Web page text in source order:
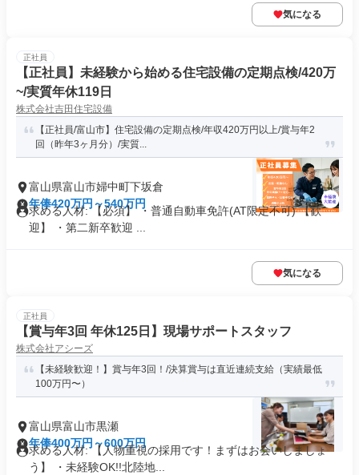
気になる
正社員
【正社員】未経験から始める住宅設備の定期点検/420万
~/実質年休119日
株式会社吉田住宅設備
【正社員/富山市】住宅設備の定期点検/年収420万円以上/賞与年2
回（昨年3ヶ月分）/実質...
富山県富山市婦中町下坂倉
年俸420万円～540万円
求める人材: 【必須】 ・普通自動車免許(AT限定不可) 【歓
迎】 ・第二新卒歓迎 ...
気になる
正社員
【賞与年3回 年休125日】現場サポートスタッフ
株式会社アシーズ
【未経験歓迎！】賞与年3回！/決算賞与は直近連続支給（実績最低
100万円〜）
富山県富山市黒瀬
年俸400万円～600万円
求める人材: 【人物重視の採用です！まずはお会いしましょ
う】 ・未経験OK!!北陸地...